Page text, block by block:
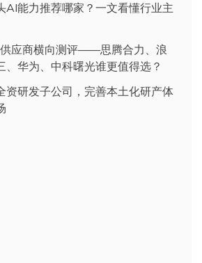
AI能力推荐哪家？一文看懂行业主
应商横向测评——思腾合力、浪
、华为、中科曙光谁更值得选？
资研发子公司，完善本土化研产体